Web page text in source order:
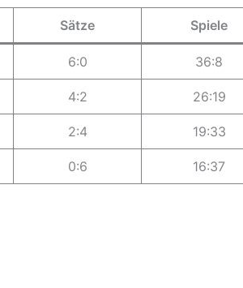
Sätze Spiele
6:0 36:8
4:2 26:19
2:4 19:33
0:6 16:37